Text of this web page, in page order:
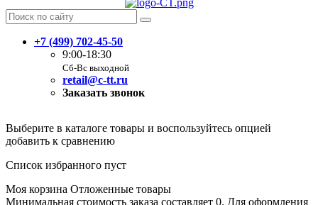
+7 (499) 702-45-50
9:00-18:30
Сб-Вс выходной
retail@c-tt.ru
Заказать звонок
Выберите в каталоге товары и воспользуйтесь опцией
добавить к сравнению
Список избранного пуст
Моя корзина Отложенные товары
Минимальная стоимость заказа составляет 0. Для оформления